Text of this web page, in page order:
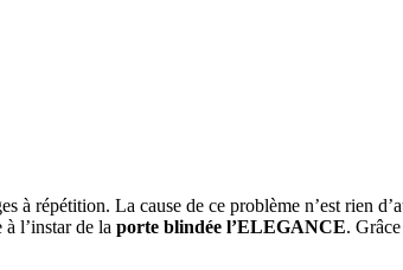
à répétition. La cause de ce problème n’est rien
l’instar de la porte blindée l’ELEGANCE.